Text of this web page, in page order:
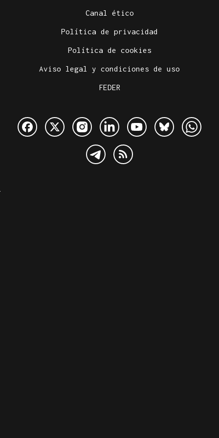
Canal ético
Política de privacidad
Política de cookies
Aviso legal y condiciones de uso
FEDER